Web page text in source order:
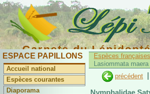
Carnets du
ESPACE PAPILLONS
Accueil national
Espèces courantes
Diaporama
Espèces françaises
Lasiommata maera
précédent
Nymphalidae